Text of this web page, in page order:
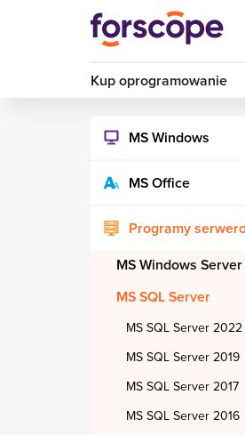
Kup oprogramowanie
MS Windows
MS Office
Programy
MS Windows Server
MS SQL Server
MS SQL Server 2022
MS SQL Server 2019
MS SQL Server 2017
MS SQL Server 2016